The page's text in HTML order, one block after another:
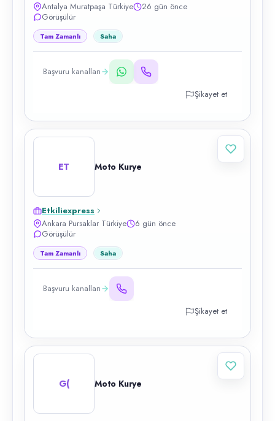
Antalya Muratpaşa Türkiye
26 gün önce
Görüşülür
Tam Zamanlı Saha
Başvuru kanalları
Şikayet et
ET Moto Kurye
Etkiliexpress
Ankara Pursaklar Türkiye
6 gün önce
Görüşülür
Tam Zamanlı Saha
Başvuru kanalları
Şikayet et
G( Moto Kurye